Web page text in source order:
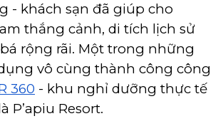
- khách sạn đã giúp cho
thắng cảnh, di tích lịch sử
rộng rãi. Một trong những
vô cùng thành công công
360 - khu nghỉ dưỡng thực tế
P’apiu Resort.